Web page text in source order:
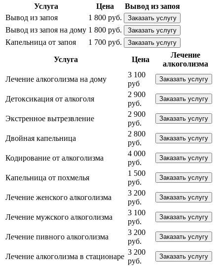
Услуга Цена
Вывод из запоя
Вывод из запоя
1 800 руб. Заказать услугу
Вывод из запоя на дому 1 800 руб. Заказать услугу
Капельница от запоя 1 700 руб. Заказать услугу
Услуга Цена
Лечение
алкоголизма
Лечение алкоголизма на дому
3 100
руб
Заказать услугу
Детоксикация от алкоголя
2 900
руб.
Заказать услугу
Экстренное вытрезвление
2 900
руб.
Заказать услугу
Двойная капельница
2 800
руб.
Заказать услугу
Кодирование от алкоголизма
4 000
руб.
Заказать услугу
Капельница от похмелья
1 500
руб.
Заказать услугу
Лечение женского алкоголизма
3 200
руб.
Заказать услугу
Лечение мужского алкоголизма
3 100
руб.
Заказать услугу
Лечение пивного алкоголизма
3 200
руб.
Заказать услугу
Лечение алкоголизма в стационаре
3 200
руб.
Заказать услугу